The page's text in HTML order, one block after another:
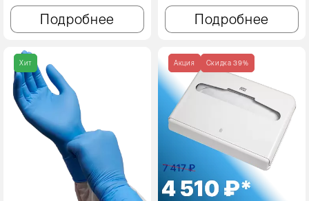
Подробнее Подробнее
Хит Акция Cкидка 39%